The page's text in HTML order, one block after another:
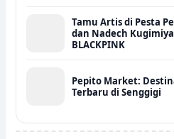
Tamu Artis di Pesta
dan Nadech
BLACKPINK
Pepito Market:
Terbaru di Senggigi